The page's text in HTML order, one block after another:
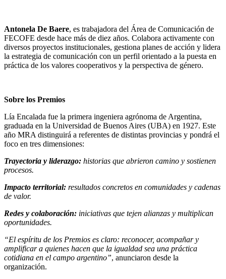
Antonela De Baere, es trabajadora del Área de Comunicación de
FECOFE desde hace más de diez años. Colabora activamente con
diversos proyectos institucionales, gestiona planes de acción y lidera
la estrategia de comunicación con un perfil orientado a la puesta en
práctica de los valores cooperativos y la perspectiva de género.
Sobre los Premios
Lía Encalada fue la primera ingeniera agrónoma de Argentina,
graduada en la Universidad de Buenos Aires (UBA) en 1927. Este
año MRA distinguirá a referentes de distintas provincias y pondrá el
foco en tres dimensiones:
Trayectoria y liderazgo: historias que abrieron camino y sostienen
procesos.
Impacto territorial: resultados concretos en comunidades y cadenas
de valor.
Redes y colaboración: iniciativas que tejen alianzas y multiplican
oportunidades.
“El espíritu de los Premios es claro: reconocer, acompañar y
amplificar a quienes hacen que la igualdad sea una práctica
cotidiana en el campo argentino”, anunciaron desde la
organización.